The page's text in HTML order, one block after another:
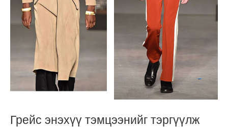
Грейс энэхүү тэмцээнийг тэргүүлж